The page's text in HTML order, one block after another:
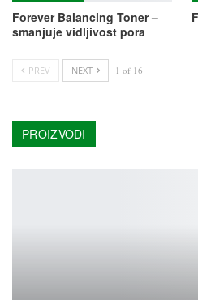
Forever Balancing Toner –
smanjuje vidljivost pora
PREV NEXT 1 of 16
PROIZVODI